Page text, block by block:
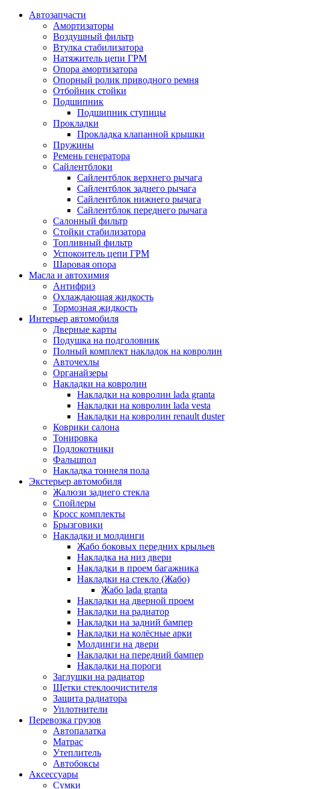
Автозапчасти
Амортизаторы
Воздушный фильтр
Втулка стабилизатора
Натяжитель цепи ГРМ
Опора амортизатора
Опорный ролик приводного ремня
Отбойник стойки
Подшипник
Подшипник ступицы
Прокладки
Прокладка клапанной крышки
Пружины
Ремень генератора
Сайлентблоки
Сайлентблок верхнего рычага
Сайлентблок заднего рычага
Сайлентблок нижнего рычага
Сайлентблок переднего рычага
Салонный фильтр
Стойки стабилизатора
Топливный фильтр
Успокоитель цепи ГРМ
Шаровая опора
Масла и автохимия
Антифриз
Охлаждающая жидкость
Тормозная жидкость
Интерьер автомобиля
Дверные карты
Подушка на подголовник
Полный комплект накладок на ковролин
Авточехлы
Органайзеры
Накладки на ковролин
Накладки на ковролин lada granta
Накладки на ковролин lada vesta
Накладки на ковролин renault duster
Коврики салона
Тонировка
Подлокотники
Фальшпол
Накладка тоннеля пола
Экстерьер автомобиля
Жалюзи заднего стекла
Спойлеры
Кросс комплекты
Брызговики
Накладки и молдинги
Жабо боковых передних крыльев
Накладка на низ двери
Накладки в проем багажника
Накладки на стекло (Жабо)
Жабо lada granta
Накладки на дверной проем
Накладки на радиатор
Накладки на задний бампер
Накладки на колёсные арки
Молдинги на двери
Накладки на передний бампер
Накладки на пороги
Заглушки на радиатор
Щетки стеклоочистителя
Защита радиатора
Уплотнители
Перевозка грузов
Автопалатка
Матрас
Утеплитель
Автобоксы
Аксессуары
Сумки